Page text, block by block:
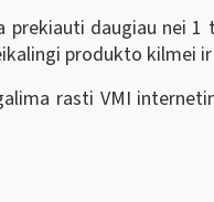
daugiau nei
produkto kilmei
rasti VMI